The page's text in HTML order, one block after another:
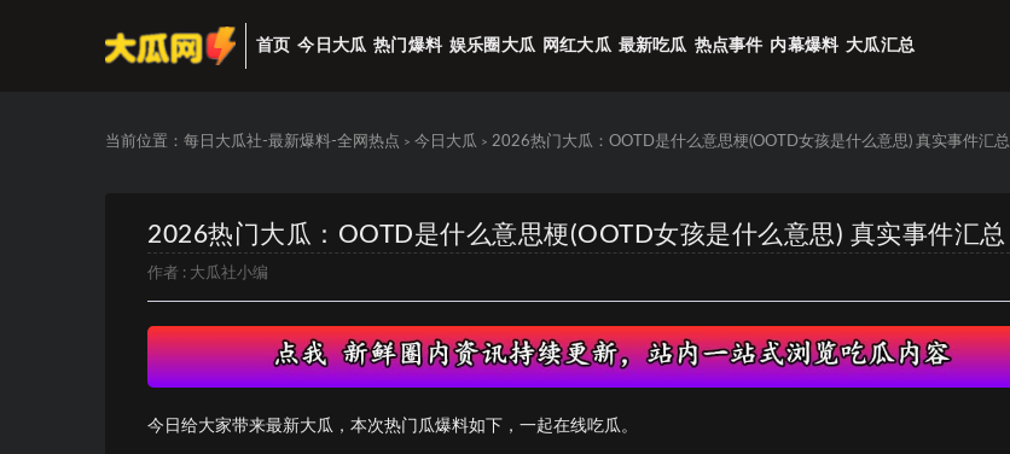
首页 今日大瓜 热门爆料 娱乐圈大瓜 网红大瓜 最新吃瓜 热点事件 内幕爆料 大瓜汇总
当前位置： 每日大瓜社-最新爆料-全网热点 > 今日大瓜 > 2026热门大瓜：OOTD是什么意思梗(OOTD女孩是什么意思) 真实事件汇总
2026热门大瓜：OOTD是什么意思梗(OOTD女孩是什么意思) 真实事件汇总
作者 : 大瓜社小编
今日给大家带来最新大瓜，本次热门瓜爆料如下，一起在线吃瓜。